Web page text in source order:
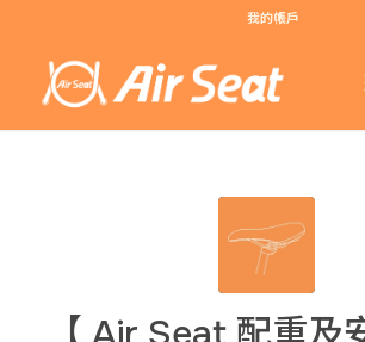
我的帳戶